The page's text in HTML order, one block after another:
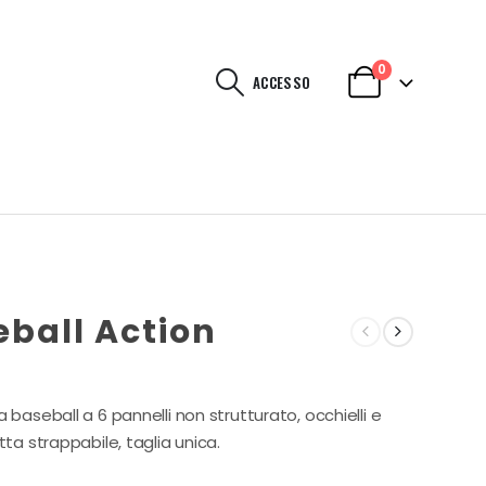
ACCESSO
0
Action
baseball a 6 pannelli non strutturato, occhielli e
strappabile, taglia unica.